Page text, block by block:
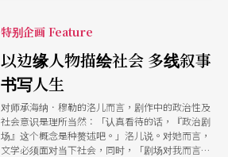
特别企画 Feature
以边缘人物描绘社会 多线叙事
书写人生
对师承海纳．穆勒的洛儿而言，剧作中的政治性及
社会意识是理所当然：「认真看待的话，『政治剧
场』这个概念是种赘述吧。」洛儿说。对她而言，
文学必须面对当下社会，同时，「剧场对我而言是